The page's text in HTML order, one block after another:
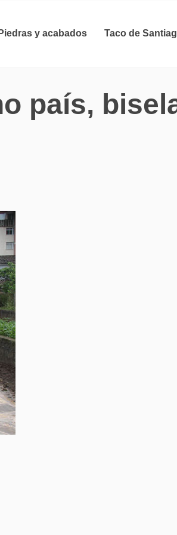
Piedras y acabados Taco de
país,